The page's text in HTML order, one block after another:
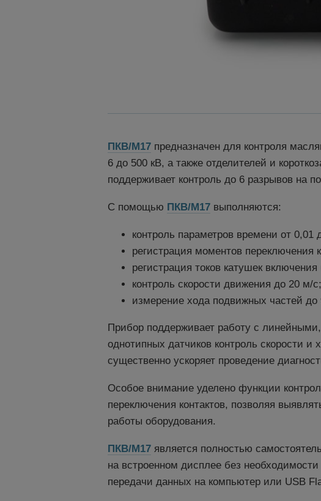
ПКВ/М17предназначен для контроля
6 до 500 кВ, а также отделителей и
поддерживает контроль до 6 разрывов на
С помощью ПКВ/М17выполняются:
контроль параметров времени от 0,01
регистрация моментов переключения
регистрация токов катушек
контроль скорости движения до 20 м/с;
измерение хода подвижных частей
Прибор поддерживает работу с
однотипных датчиков контроль скорости
существенно ускоряет проведение
Особое внимание уделено функции
переключения контактов, позволяя
работы оборудования.
ПКВ/М17является полностью
на встроенном дисплее без
передачи данных на компьютер или USB